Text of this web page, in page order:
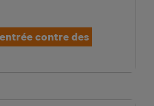
contre des